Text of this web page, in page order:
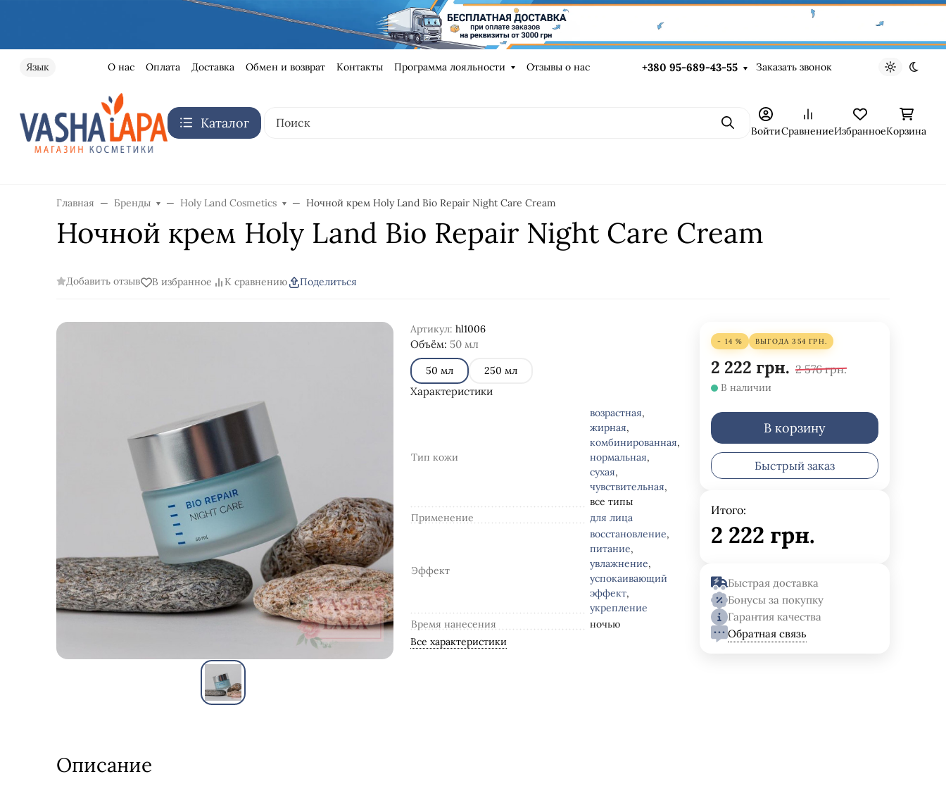
Язык О нас Оплата Доставка Обмен и возврат Контакты Программа лояльности Отзывы о нас +380 95-689-43-55 Заказать звонок Светлая
Каталог ПоискВойтиСравнениеИзбранноеКорзина
Главная Бренды Holy Land Cosmetics Ночной крем Holy Land Bio Repair Night Care Cream
Ночной крем Holy Land Bio Repair Night Care Cream
Добавить отзыв В избранное К сравнению Поделиться
Артикул: hl1006
Объём: 50 мл
50 мл 250 мл
Характеристики
Тип кожи
возрастная,
жирная,
комбинированная,
нормальная,
сухая,
чувствительная,
все типы
Применение
для лица
Эффект
восстановление,
питание,
увлажнение,
успокаивающий
эффект,
укрепление
Время нанесения
ночью
Все характеристики
- 14 % ВЫГОДА354 ГРН.
2 222 грн. 2 576 грн.
В наличии
В корзину
Быстрый заказ
Итого:
2 222 грн.
Быстрая доставка
Бонусы за покупку
Гарантия качества
Обратная связь
Описание